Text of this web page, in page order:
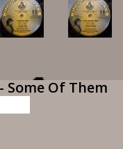
Some Of Them